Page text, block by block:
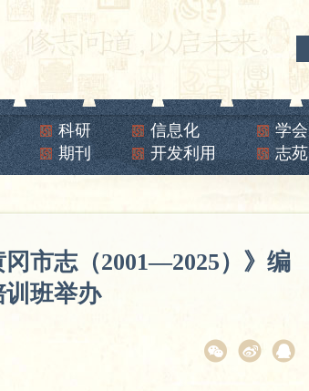
科研 信息化 学会
期刊 开发利用 志苑
市志（2001—2025）》编
班举办